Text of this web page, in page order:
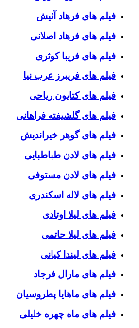
فیلم های فرهاد آئیش
فیلم های فرهاد اصلانی
فیلم های فریبا کوثری
فیلم های فریبرز عرب نیا
فیلم های کتایون ریاحی
فیلم های گلشیفته فراهانی
فیلم های گوهر خیراندیش
فیلم های لادن طباطبایی
فیلم های لادن مستوفی
فیلم های لاله اسکندری
فیلم های لیلا اوتادی
فیلم های لیلا حاتمی
فیلم های لیندا کیانی
فیلم های مارال فرجاد
فیلم های ماهایا پطروسیان
فیلم های ماه چهره خلیلی